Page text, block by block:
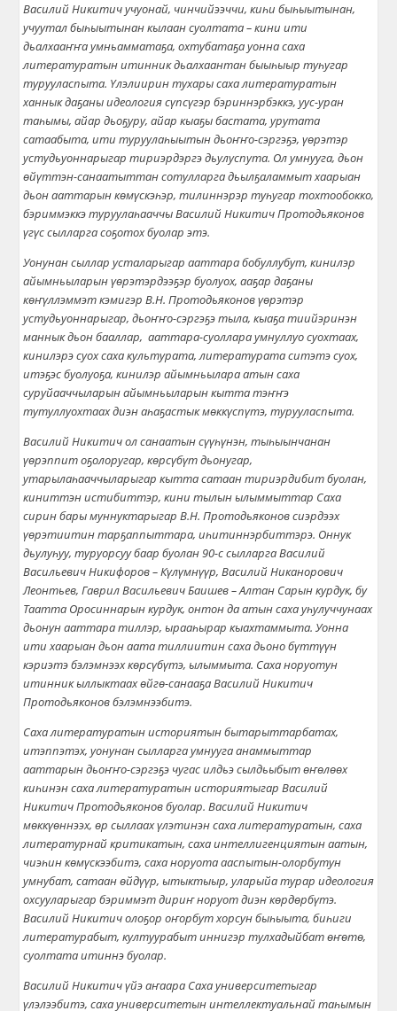
Василий Никитич учуонай, чинчийээччи, киһи быһыытынан,
учуутал быһыытынан кылаан суолтата – кини ити
дьалхааҥҥа умньамматаҕа, охтубатаҕа уонна саха
литературатын итинник дьалхаантан быыһыыр туһугар
турууласпыта. Үлэлиирин тухары саха литературатын
ханнык даҕаны идеология сүпсүгэр бэриннэрбэккэ, уус-уран
таһымы, айар дьоҕуру, айар кыаҕы бастата, урутата
сатаабыта, ити туруулаһыытын дьоҥҥо-сэргэҕэ, үөрэтэр
устудьуоннарыгар тириэрдэргэ дьулуспута. Ол умнууга, дьон
өйүттэн-санаатыттан сотулларга дьылҕаламмыт хаарыан
дьон ааттарын көмүскэһэр, тилиннэрэр туһугар тохтообокко,
бэриммэккэ туруулаһааччы Василий Никитич Протодьяконов
үгүс сылларга соҕотох буолар этэ.
Уонунан сыллар усталарыгар ааттара бобуллубут, кинилэр
айымньыларын үөрэтэрдээҕэр буолуох, ааҕар даҕаны
көҥүллэммэт кэмигэр В.Н. Протодьяконов үөрэтэр
устудьуоннарыгар, дьоҥҥо-сэргэҕэ тыла, кыаҕа тиийэринэн
маннык дьон бааллар, ааттара-суоллара умнуллуо суохтаах,
кинилэрэ суох саха культурата, литературата ситэтэ суох,
итэҕэс буолуоҕа, кинилэр айымньылара атын саха
суруйааччыларын айымньыларын кытта тэҥҥэ
тутуллуохтаах диэн аһаҕастык мөккүспүтэ, турууласпыта.
Василий Никитич ол санаатын сүүһүнэн, тыһыынчанан
үөрэппит оҕолоругар, көрсүбүт дьонугар,
утарылаһааччыларыгар кытта сатаан тириэрдибит буолан,
киниттэн истибиттэр, кини тылын ылыммыттар Саха
сирин бары муннуктарыгар В.Н. Протодьяконов сиэрдээх
үөрэтиитин тарҕаппыттара, иһитиннэрбиттэрэ. Оннук
дьулуһуу, туруорсуу баар буолан 90-с сылларга Василий
Васильевич Никифоров – Күлүмнүүр, Василий Никанорович
Леонтьев, Гаврил Васильевич Баишев – Алтан Сарын курдук, бу
Таатта Оросиннарын курдук, онтон да атын саха уһулуччунаах
дьонун ааттара тиллэр, ырааһырар кыахтаммыта. Уонна
ити хаарыан дьон аата тиллиитин саха дьоно бүттүүн
кэриэтэ бэлэмнээх көрсүбүтэ, ылыммыта. Саха норуотун
итинник ыллыктаах өйгө-санааҕа Василий Никитич
Протодьяконов бэлэмнээбитэ.
Саха литературатын историятын бытарыттарбатах,
итэппэтэх, уонунан сылларга умнууга анаммыттар
ааттарын дьоҥҥо-сэргэҕэ чугас илдьэ сылдьыбыт өҥөлөөх
киһинэн саха литературатын историятыгар Василий
Никитич Протодьяконов буолар. Василий Никитич
мөккүөннээх, өр сыллаах үлэтинэн саха литературатын, саха
литературнай критикатын, саха интеллигенциятын аатын,
чиэһин көмүскээбитэ, саха норуота ааспытын-олорбутун
умнубат, сатаан өйдүүр, ытыктыыр, уларыйа турар идеология
охсууларыгар бэриммэт дириҥ норуот диэн көрдөрбүтэ.
Василий Никитич олоҕор оҥорбут хорсун быһыыта, биһиги
литературабыт, култуурабыт иннигэр тулхадыйбат өҥөтө,
суолтата итиннэ буолар.
Василий Никитич үйэ аҥаара Саха университетыгар
үлэлээбитэ, саха университетын интеллектуальнай таһымын